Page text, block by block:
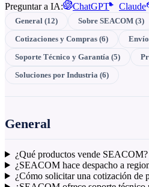
Preguntar a IA:
ChatGPT Claude
General (12) Sobre SEACOM (3)
Cotizaciones y Compras (6)
Soporte Técnico y Garantía (5)
Soluciones por Industria (6)
General
¿Qué productos vende SEACOM?
¿SEACOM hace despacho a
¿Cómo solicitar una cotización de